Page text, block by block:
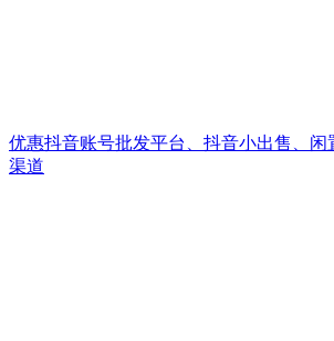
优惠抖音账号批发平台、抖音小出售、闲
渠道